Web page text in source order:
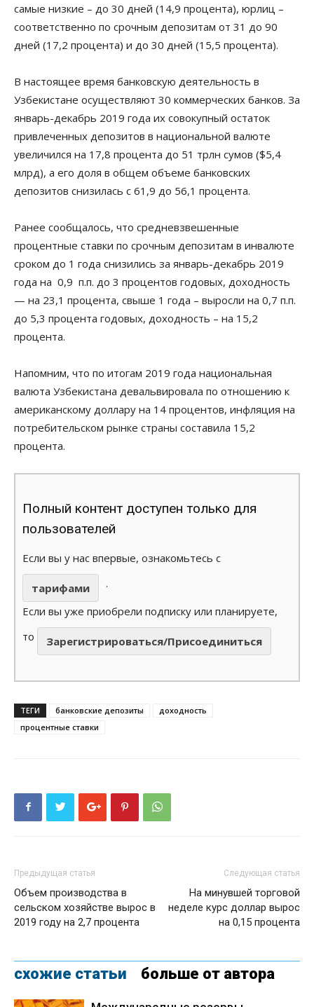
самые низкие – до 30 дней (14,9 процента), юрлиц –
соответственно по срочным депозитам от 31 до 90
дней (17,2 процента) и до 30 дней (15,5 процента).
В настоящее время банковскую деятельность в
Узбекистане осуществляют 30 коммерческих банков. За
январь-декабрь 2019 года их совокупный остаток
привлеченных депозитов в национальной валюте
увеличился на 17,8 процента до 51 трлн сумов ($5,4
млрд), а его доля в общем объеме банковских
депозитов снизилась с 61,9 до 56,1 процента.
Ранее сообщалось, что средневзвешенные
процентные ставки по срочным депозитам в инвалюте
сроком до 1 года снизились за январь-декабрь 2019
года на 0,9 п.п. до 3 процентов годовых, доходность
— на 23,1 процента, свыше 1 года – выросли на 0,7 п.п.
до 5,3 процента годовых, доходность – на 15,2
процента.
Напомним, что по итогам 2019 года национальная
валюта Узбекистана девальвировала по отношению к
американскому доллару на 14 процентов, инфляция на
потребительском рынке страны составила 15,2
процента.
Полный контент доступен только для
пользователей
Если вы у нас впервые, ознакомьтесь с
тарифами
.
Если вы уже приобрели подписку или планируете,
то
Зарегистрироваться/Присоединиться
ТЕГИ банковские депозиты
доходность
процентные ставки
Предыдущая статья
Объем производства в
сельском хозяйстве вырос в
2019 году на 2,7 процента
Следующая статья
На минувшей торговой
неделе курс доллар вырос
на 0,15 процента
схожие статьи больше от автора